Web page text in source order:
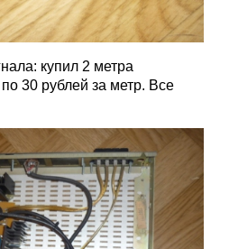
купил 2 метра
30 рублей за метр. Все